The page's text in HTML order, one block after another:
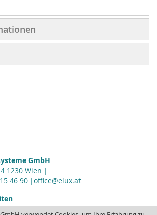
GmbH
1230 Wien |
46 90 |office@elux.at
7.00 - 16.30| Freitag: 7.00 - 12.00